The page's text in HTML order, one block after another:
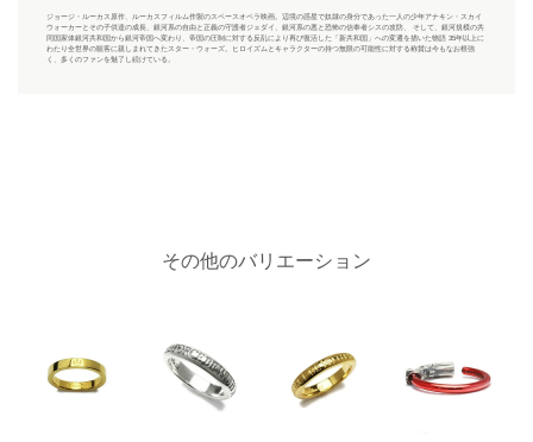
ジョージ・ルーカス原作、ルーカスフィルム作製のスペースオペラ映画。辺境の惑星で奴隷の身分であった一人の少年アナキン・スカイ
ウォーカーとその子供達の成長、銀河系の自由と正義の守護者ジェダイ、銀河系の悪と恐怖の信奉者シスの攻防、 そして、銀河規模の共
同国家体銀河共和国から銀河帝国へ変わり、帝国の圧制に対する反乱により再び復活した「新共和国」への変遷を描いた物語 35年以上に
わたり全世界の観客に親しまれてきたスター・ウォーズ。ヒロイズムとキャラクターの持つ無限の可能性に対する称賛は今もなお根強
く、多くのファンを魅了し続けている。
その他のバリエーション